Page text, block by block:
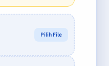
Pilih File